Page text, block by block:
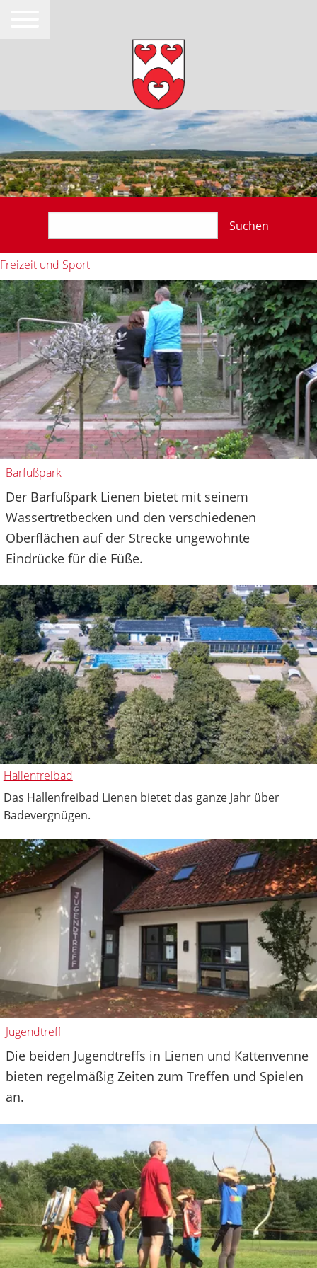
Suchen
Freizeit und Sport
Barfußpark
Der Barfußpark Lienen bietet mit seinem
Wassertretbecken und den verschiedenen
Oberflächen auf der Strecke ungewohnte
Eindrücke für die Füße.
Hallenfreibad
Das Hallenfreibad Lienen bietet das ganze Jahr über
Badevergnügen.
Jugendtreff
Die beiden Jugendtreffs in Lienen und Kattenvenne
bieten regelmäßig Zeiten zum Treffen und Spielen
an.